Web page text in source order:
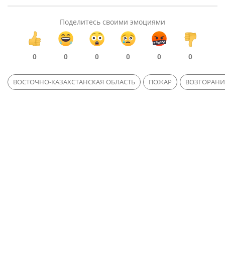
Поделитесь своими эмоциями
0 0 0 0 0 0
ВОСТОЧНО-КАЗАХСТАНСКАЯ ОБЛАСТЬ ПОЖАР